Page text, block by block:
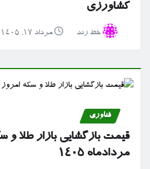
کشاورزی
خط رند مرداد ۱۷, ۱۴۰۵
فناوری
مردادماه ۱۴۰۵